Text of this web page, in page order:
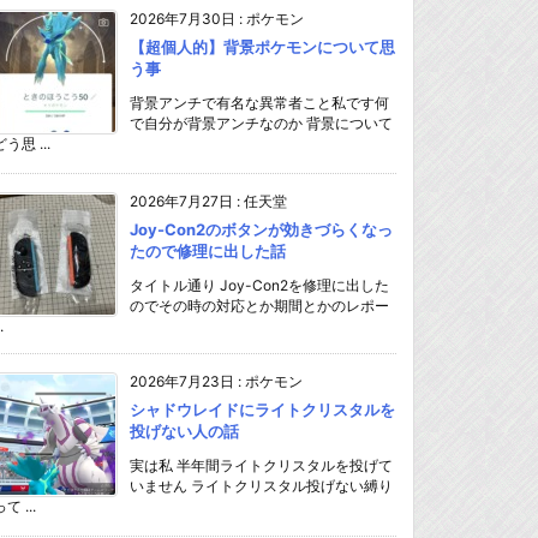
2026年7月30日 : ポケモン
【超個人的】背景ポケモンについて思
う事
背景アンチで有名な異常者こと私です何
で自分が背景アンチなのか 背景について
う思 ...
2026年7月27日 : 任天堂
Joy-Con2のボタンが効きづらくなっ
たので修理に出した話
タイトル通り Joy-Con2を修理に出した
のでその時の対応とか期間とかのレポー
2026年7月23日 : ポケモン
シャドウレイドにライトクリスタルを
投げない人の話
実は私 半年間ライトクリスタルを投げて
いません ライトクリスタル投げない縛り
て ...